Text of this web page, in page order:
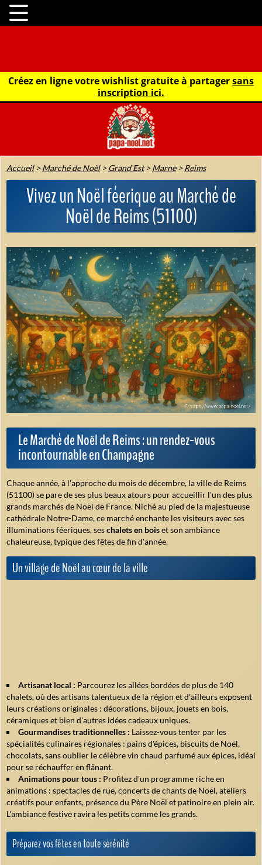
Créez en ligne votre wishlist gratuite à partagersans
inscription ici.
Accueil>Marché de Noël>Grand Est>Marne>Reims
Vivez un Noël féerique au Marché de
Noël de Reims (51100)
Le Marché de Noël de Reims : un rendez-vous
incontournable en Champagne
Chaque année, à l'approche du mois de décembre, la ville de Reims
(51100) se pare de ses plus beaux atours pour accueillir l'un des plus
grands marchés de Noël de France. Niché au pied de la majestueuse
cathédrale Notre-Dame, ce marché enchante les visiteurs avec ses
illuminations féeriques, seschalets en boiset son ambiance
chaleureuse, typique des fêtes de fin d'année.
Un village de Noël au cœur de la ville
Artisanat local : Parcourez les allées bordées de plus de 140
chalets, où des artisans talentueux de la région et d'ailleurs exposent
leurscréations originales : décorations, bijoux, jouets en bois,
céramiques et bien d'autres idées cadeaux uniques.
Gourmandises traditionnelles : Laissez-vous tenter par les
spécialités culinaires régionales : pains d'épices, biscuits de Noël,
chocolats, sans oublier le célèbre vin chaud parfumé aux épices, idéal
pour se réchauffer en flânant.
Animations pour tous : Profitez d'un programme riche en
animations : spectacles de rue, concerts de chants de Noël, ateliers
créatifs pour enfants, présence du Père Noël et patinoire en plein air.
L'ambiance festive ravira les petits comme les grands.
Préparez vos fêtes en toute sérénité